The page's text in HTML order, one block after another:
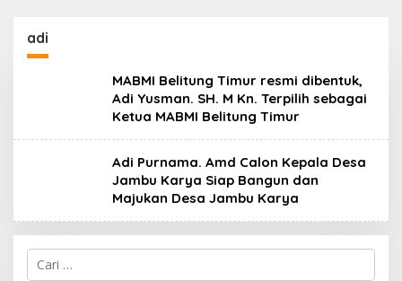
adi
MABMI Belitung Timur resmi dibentuk,
Adi Yusman. SH. M Kn. Terpilih sebagai
Ketua MABMI Belitung Timur
Adi Purnama. Amd Calon Kepala Desa
Jambu Karya Siap Bangun dan
Majukan Desa Jambu Karya
Cari
untuk: